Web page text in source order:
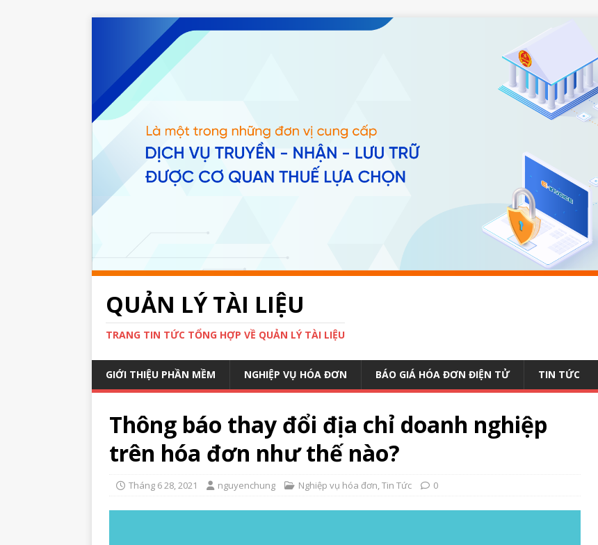
QUẢN LÝ TÀI LIỆU
TRANG TIN TỨC TỔNG HỢP VỀ QUẢN LÝ TÀI LIỆU
GIỚI THIỆU PHẦN MỀM NGHIỆP VỤ HÓA ĐƠN BÁO GIÁ HÓA ĐƠN ĐIỆN TỬ TIN TỨC
Thông báo thay đổi địa chỉ doanh nghiệp
trên hóa đơn như thế nào?
Tháng 6 28, 2021 nguyenchung Nghiệp vụ hóa đơn,Tin Tức 0